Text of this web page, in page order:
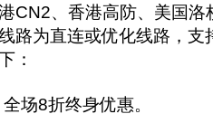
CN2、香港高防、美国洛
路为直连或优化线路，支
：
全场8折终身优惠。